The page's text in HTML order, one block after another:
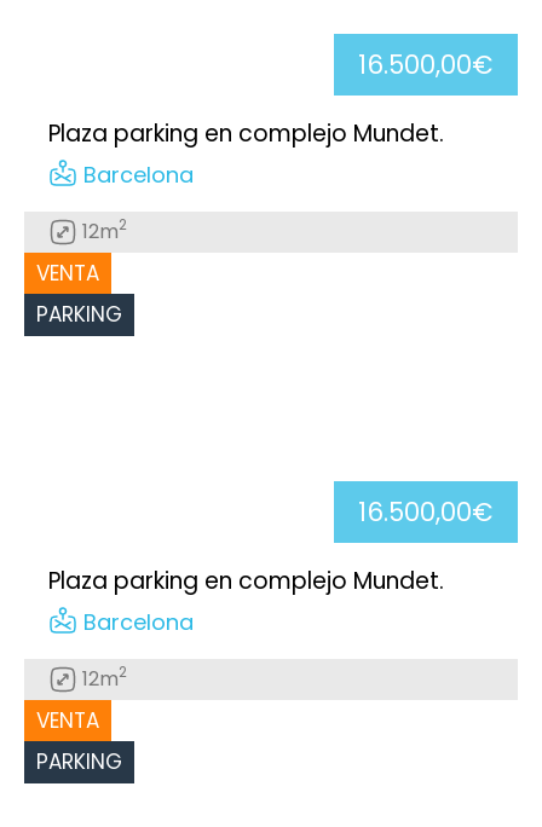
16.500,00€
Plaza parking en complejo Mundet.
Barcelona
12m2
VENTA
PARKING
16.500,00€
Plaza parking en complejo Mundet.
Barcelona
12m2
VENTA
PARKING